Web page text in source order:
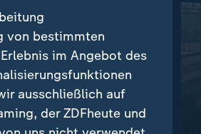
von bestimmten
im Angebot des
ausschließlich auf
der ZDFheute und